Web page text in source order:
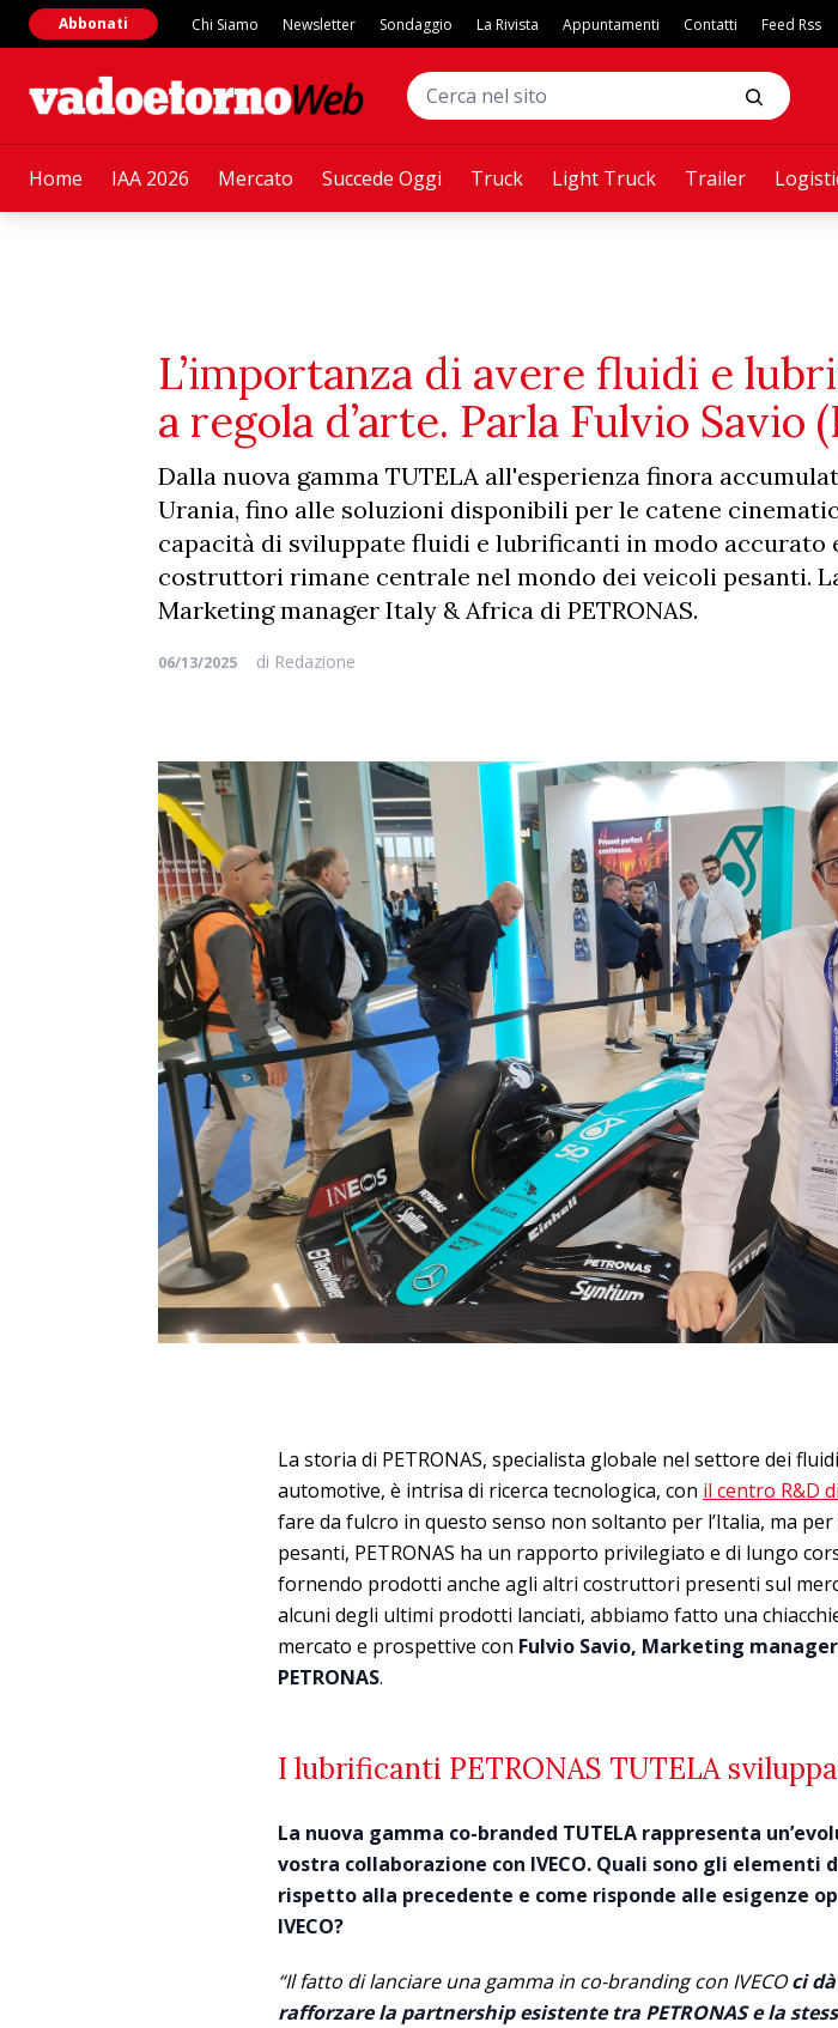
Home IAA 2026 Mercato Succede Oggi Truck Light Truck Trailer
Abbonati Chi Siamo Newsletter Sondaggio La Rivista Appuntamenti Contatti Feed Rss
L’importanza di avere fluidi e
a regola d’arte. Parla Fulvio Savio
Dalla nuova gamma TUTELA all'esperienza finora
Urania, fino alle soluzioni disponibili per le catene
capacità di sviluppate fluidi e lubrificanti in modo accurato
costruttori rimane centrale nel mondo dei veicoli pesanti.
Marketing manager Italy & Africa di PETRONAS.
06/13/2025 di Redazione
La storia di PETRONAS, specialista globale nel settore dei
automotive, è intrisa di ricerca tecnologica, con il centro R&D
fare da fulcro in questo senso non soltanto per l’Italia, ma per
pesanti, PETRONAS ha un rapporto privilegiato e di lungo
fornendo prodotti anche agli altri costruttori presenti sul
alcuni degli ultimi prodotti lanciati, abbiamo fatto una
mercato e prospettive con Fulvio Savio, Marketing
PETRONAS.
I lubrificanti PETRONAS TUTELA
La nuova gamma co-branded TUTELA rappresenta
vostra collaborazione con IVECO. Quali sono gli
rispetto alla precedente e come risponde alle esigenze
IVECO?
“Il fatto di lanciare una gamma in co-branding con IVECOci
rafforzare la partnership esistente tra PETRONAS e la